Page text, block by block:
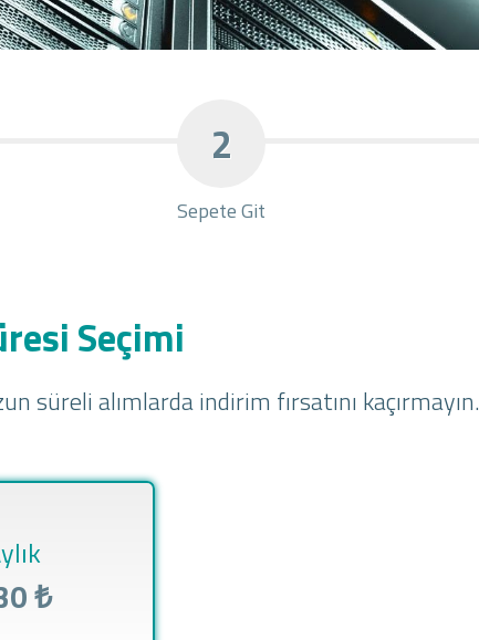
2
Sepete Git
Seçimi
alımlarda indirim fırsatını kaçırmayın.
₺